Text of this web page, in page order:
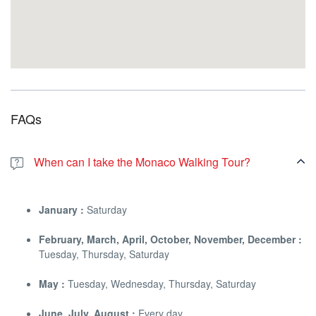
FAQs
When can I take the Monaco Walking Tour?
January : Saturday
February, March, April, October, November, December :
Tuesday, Thursday, Saturday
May : Tuesday, Wednesday, Thursday, Saturday
June, July, August : Every day